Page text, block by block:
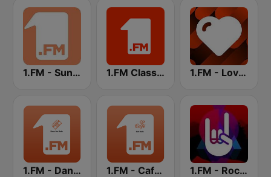
1.FM - Sunshine 1.FM Classic Rock 1.FM - Love Classics
1.FM - Dance One 1.FM - Cafe Radio 1.FM - Rock Classics